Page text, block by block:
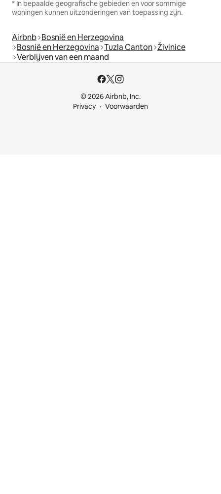
* In bepaalde geografische gebieden en voor sommige
woningen kunnen uitzonderingen van toepassing zijn.
Airbnb Bosnië en Herzegovina
Bosnië en Herzegovina Tuzla Canton Živinice
Verblijven van een maand
© 2026 Airbnb, Inc.
Privacy
Voorwaarden